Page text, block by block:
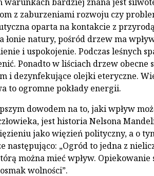
z zaburzeniami rozwoju czy
oparta na kontakcie z
łonie natury, pośród drzew ma
i uspokojenie. Podczas leśnych
Ponadto w liściach drzew obecne
i dezynfekujące olejki eteryczne.
to ogromne pokłady energii.
dowodem na to, jaki wpływ
jest historia Nelsona
jako więzień polityczny, a o
następująco: „Ogród to jedna z
można mieć wpływ. Opiekowanie
wolności”.